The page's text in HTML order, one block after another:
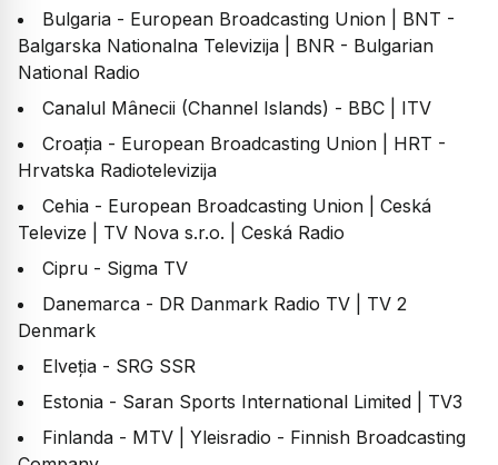
Bulgaria - European Broadcasting Union | BNT -
Balgarska Nationalna Televizija | BNR - Bulgarian
National Radio
Canalul Mânecii (Channel Islands) - BBC | ITV
Croația - European Broadcasting Union | HRT -
Hrvatska Radiotelevizija
Cehia - European Broadcasting Union | Ceská
Televize | TV Nova s.r.o. | Ceská Radio
Cipru - Sigma TV
Danemarca - DR Danmark Radio TV | TV 2
Denmark
Elveția - SRG SSR
Estonia - Saran Sports International Limited | TV3
Finlanda - MTV | Yleisradio - Finnish Broadcasting